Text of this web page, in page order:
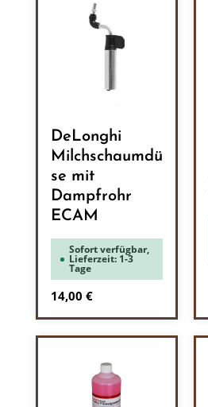
DeLonghi
Milchschaumdü
se mit
Dampfrohr
ECAM
Sofort verfügbar,
Lieferzeit: 1-3
Tage
Regulärer Preis:
14,00 €